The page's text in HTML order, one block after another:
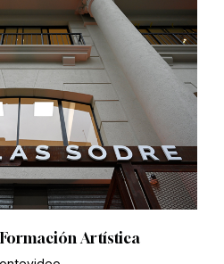
Artística